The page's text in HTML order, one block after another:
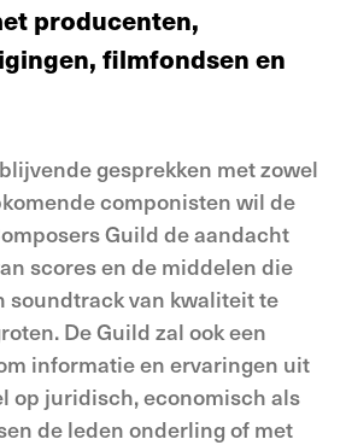
producenten,
filmfondsen en
gesprekken met zowel
componisten wil de
Guild de aandacht
scores en de middelen die
soundtrack van kwaliteit te
De Guild zal ook een
informatie en ervaringen uit
op juridisch, economisch als
de leden onderling of met